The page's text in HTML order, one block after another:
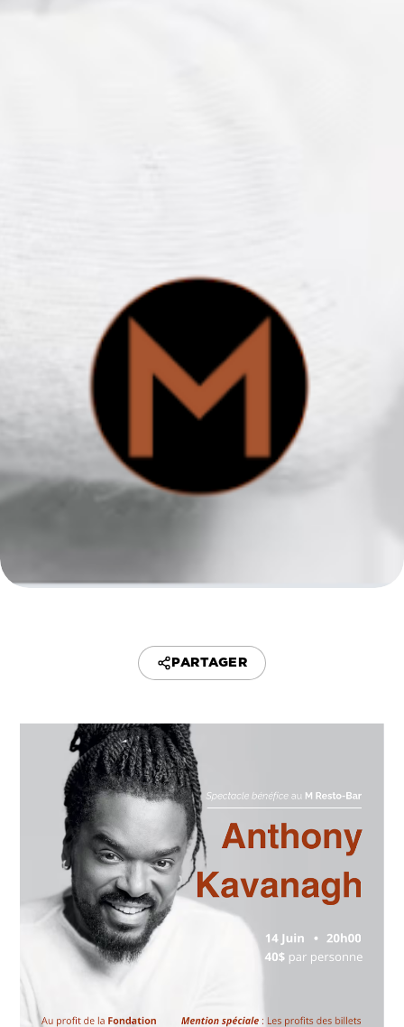
PARTAGER